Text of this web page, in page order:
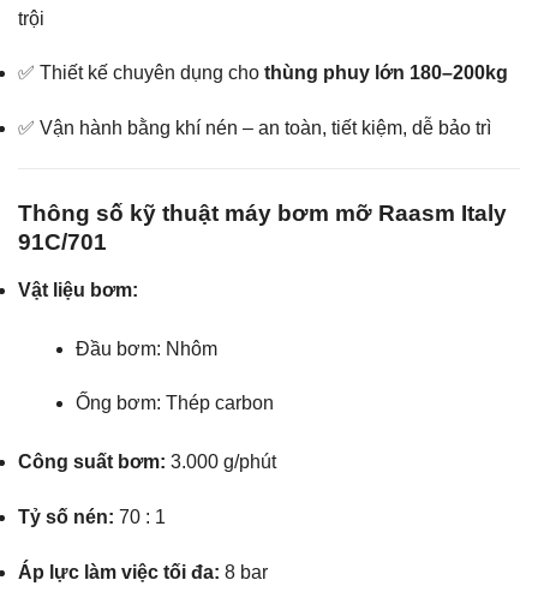
trội
✅ Thiết kế chuyên dụng cho thùng phuy lớn 180–200kg
✅ Vận hành bằng khí nén – an toàn, tiết kiệm, dễ bảo trì
Thông số kỹ thuật máy bơm mỡ Raasm Italy
91C/701
Vật liệu bơm:
Đầu bơm: Nhôm
Ống bơm: Thép carbon
Công suất bơm: 3.000 g/phút
Tỷ số nén: 70 : 1
Áp lực làm việc tối đa: 8 bar